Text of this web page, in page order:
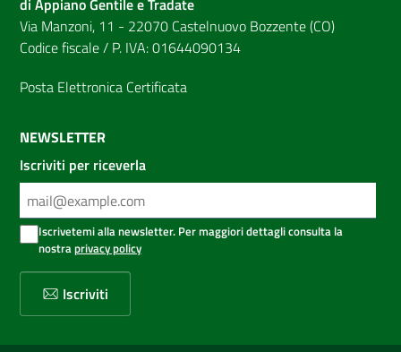
di Appiano Gentile e Tradate
Via Manzoni, 11 - 22070 Castelnuovo Bozzente (CO)
Codice fiscale / P. IVA: 01644090134
Posta Elettronica Certificata
NEWSLETTER
Iscriviti per riceverla
Iscrivetemi alla newsletter. Per maggiori dettagli consulta la
nostraprivacy policy
Iscriviti